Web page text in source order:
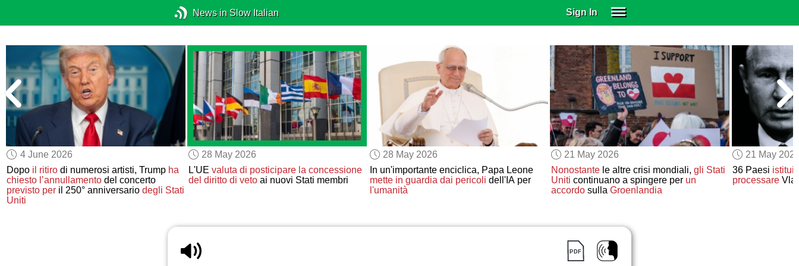
News in Slow Italian Sign In
SUBSCRIBE
EDUCATIONAL LICENSES
GIFT CARDS
OTHER LANGUAGES
ABOUT US
ALEXA
ADJUST COLORS
4 June 2026
Dopo il ritiro di numerosi artisti, Trump ha
chiesto l’annullamento del concerto
previsto per il 250° anniversariodegli Stati
Uniti
28 May 2026
L'UE valuta di posticipare la concessione
del diritto di vetoai nuovi Stati membri
28 May 2026
In un'importante enciclica, Papa Leone
mette in guardia dai pericoli dell'IA per
l'umanità
21 May 2026
Nonostantele altre crisi mondiali, gli Stati
Uniti continuano a spingere per un
accordosulla Groenlandia
21 May
36 Paesi
processare